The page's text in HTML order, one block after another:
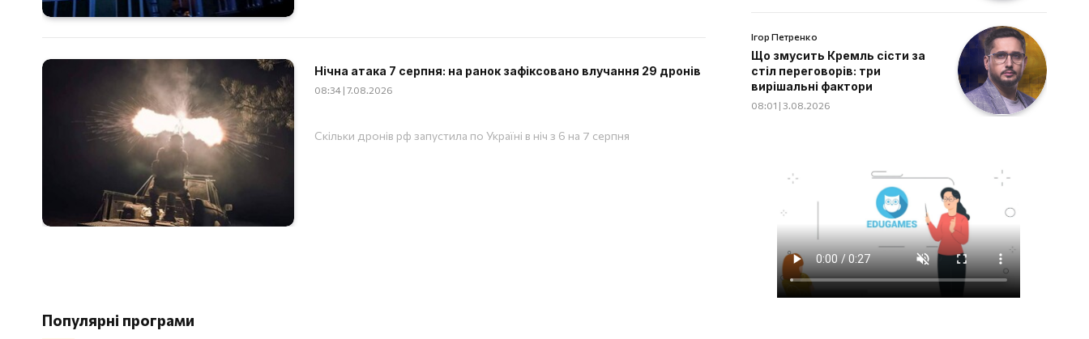
Нічна атака 7 серпня: на ранок зафіксовано влучання 29 дронів
08:34 | 7.08.2026
Скільки дронів рф запустила по Україні в ніч з 6 на 7 серпня
Популярні програми
Ігор Петренко
Що змусить Кремль сісти за
стіл переговорів: три
вирішальні фактори
08:01 | 3.08.2026